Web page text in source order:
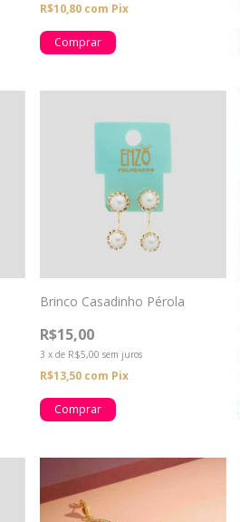
R$10,80 com Pix
Brinco Casadinho Pérola
R$15,00
3 x de R$5,00 sem juros
R$13,50 com Pix